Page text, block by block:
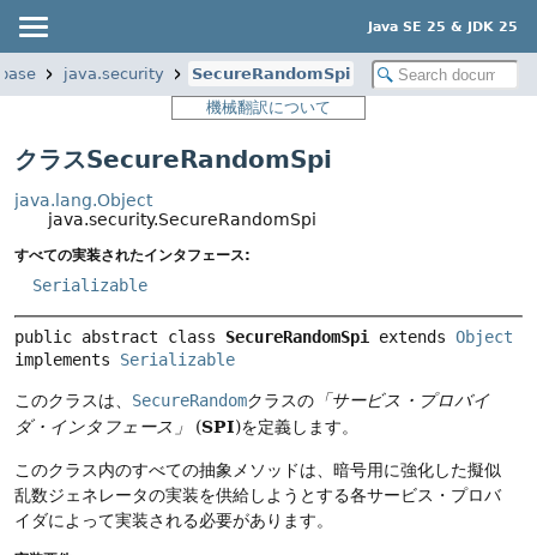
Java SE 25 & JDK 25
java.security
SecureRandomSpi
機械翻訳について
クラスSecureRandomSpi
java.lang.Object
java.security.SecureRandomSpi
すべての実装されたインタフェース:
Serializable
public abstract class SecureRandomSpi extends Object
implements Serializable
このクラスは、 SecureRandomクラスの 「サービス・プロバイ
ダ・インタフェース」
(SPI)を定義します。
このクラス内のすべての抽象メソッドは、暗号用に強化した擬似
乱数ジェネレータの実装を供給しようとする各サービス・プロバ
イダによって実装される必要があります。